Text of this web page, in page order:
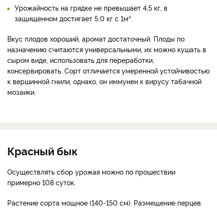
Урожайность на грядке не превышает 4,5 кг, в
защищенном достигает 5,0 кг с 1м².
Вкус плодов хороший, аромат достаточный. Плоды по
назначению считаются универсальными, их можно кушать в
сыром виде, использовать для переработки,
консервировать. Сорт отличается умеренной устойчивостью
к вершинной гнили, однако, он иммунен к вирусу табачной
мозаики.
Красный бык
Осуществлять сбор урожая можно по прошествии
примерно 108 суток.
Растение сорта мощное (140-150 см). Размещение перцев